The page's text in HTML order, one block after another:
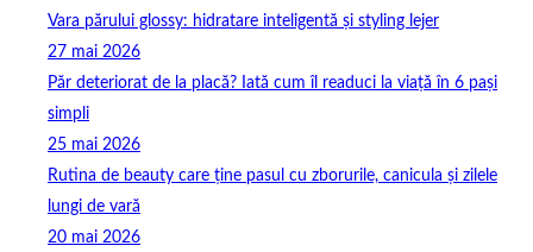
Vara părului glossy: hidratare inteligentă și styling lejer
27 mai 2026
Păr deteriorat de la placă? Iată cum îl readuci la viață în 6 pași
simpli
25 mai 2026
Rutina de beauty care ține pasul cu zborurile, canicula și zilele
lungi de vară
20 mai 2026